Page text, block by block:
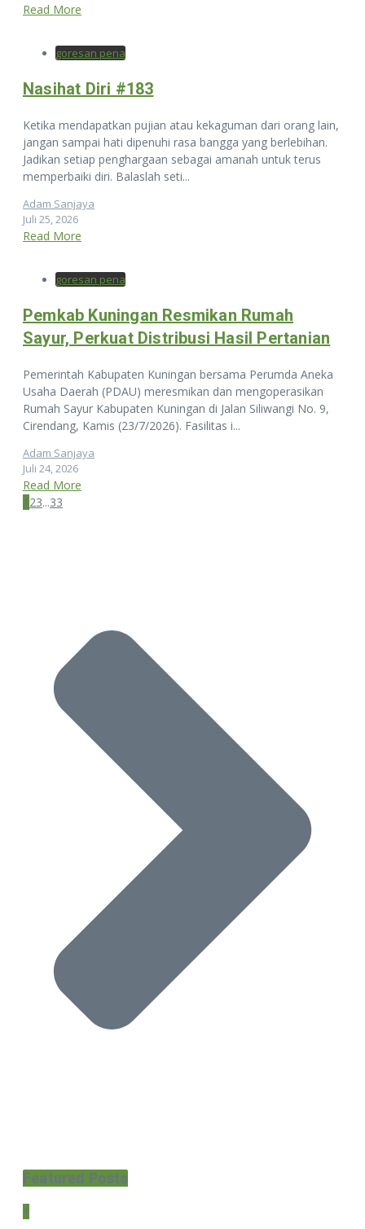
Read More
goresan pena
Nasihat Diri #183
Ketika mendapatkan pujian atau kekaguman dari orang lain,
jangan sampai hati dipenuhi rasa bangga yang berlebihan.
Jadikan setiap penghargaan sebagai amanah untuk terus
memperbaiki diri. Balaslah seti...
Adam Sanjaya
Juli 25, 2026
Read More
goresan pena
Pemkab Kuningan Resmikan Rumah
Sayur, Perkuat Distribusi Hasil Pertanian
Pemerintah Kabupaten Kuningan bersama Perumda Aneka
Usaha Daerah (PDAU) meresmikan dan mengoperasikan
Rumah Sayur Kabupaten Kuningan di Jalan Siliwangi No. 9,
Cirendang, Kamis (23/7/2026). Fasilitas i...
Adam Sanjaya
Juli 24, 2026
Read More
1 23...33
Featured Posts
1